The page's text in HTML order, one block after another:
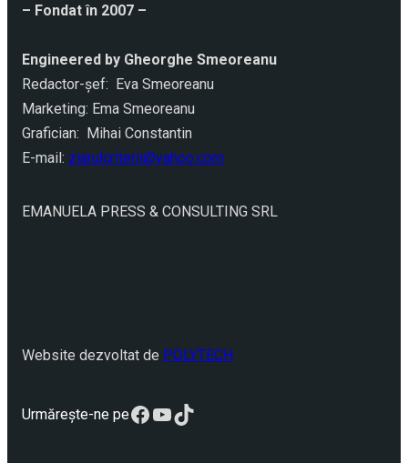
– Fondat în 2007 –
Engineered by Gheorghe Smeoreanu
Redactor-şef: Eva Smeoreanu
Marketing: Ema Smeoreanu
Grafician: Mihai Constantin
E-mail: ziarulcriterii@yahoo.com
EMANUELA PRESS & CONSULTING SRL
Website dezvoltat de POLYTECH
Urmărește-ne peFacebook
YouTube
TikTok